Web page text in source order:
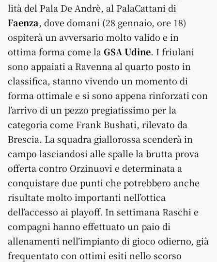
lità del Pala De Andrè, al PalaCattani di
Faenza, dove domani (28 gennaio, ore 18)
ospiterà un avversario molto valido e in
ottima forma come la GSA Udine. I friulani
sono appaiati a Ravenna al quarto posto in
classifica, stanno vivendo un momento di
forma ottimale e si sono appena rinforzati con
l’arrivo di un pezzo pregiatissimo per la
categoria come Frank Bushati, rilevato da
Brescia. La squadra giallorossa scenderà in
campo lasciandosi alle spalle la brutta prova
offerta contro Orzinuovi e determinata a
conquistare due punti che potrebbero anche
risultate molto importanti nell’ottica
dell’accesso ai playoff. In settimana Raschi e
compagni hanno effettuato un paio di
allenamenti nell’impianto di gioco odierno, già
frequentato con ottimi esiti nello scorso